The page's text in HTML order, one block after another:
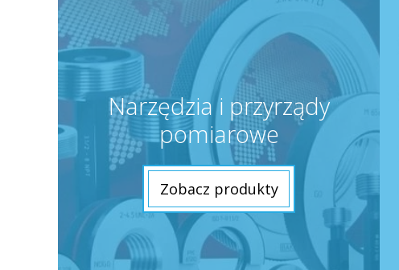
Narzędzia i przyrządy
pomiarowe
Zobacz produkty